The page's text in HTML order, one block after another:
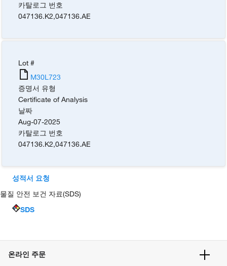
카탈로그 번호
047136.K2,047136.AE
Lot #
M30L723
증명서 유형
Certificate of Analysis
날짜
Aug-07-2025
카탈로그 번호
047136.K2,047136.AE
성적서 요청
물질 안전 보건 자료(SDS)
SDS
온라인 주문